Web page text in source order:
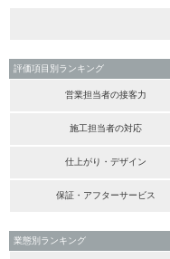
評価項目別ランキング
営業担当者の接客力
施工担当者の対応
仕上がり・デザイン
保証・アフターサービス
業態別ランキング